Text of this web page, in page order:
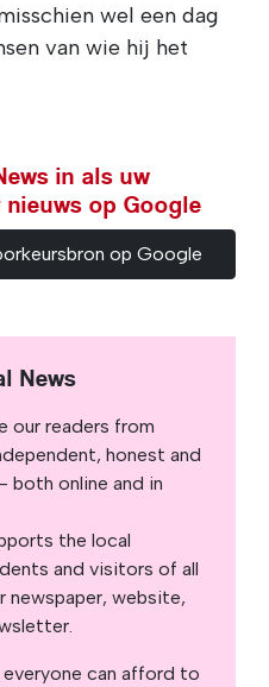
wel een dag
van wie hij het
in als uw
op Google
op Google
News
our readers from
honest and
both online and in
the local
and visitors of all
newspaper, website,
can afford to